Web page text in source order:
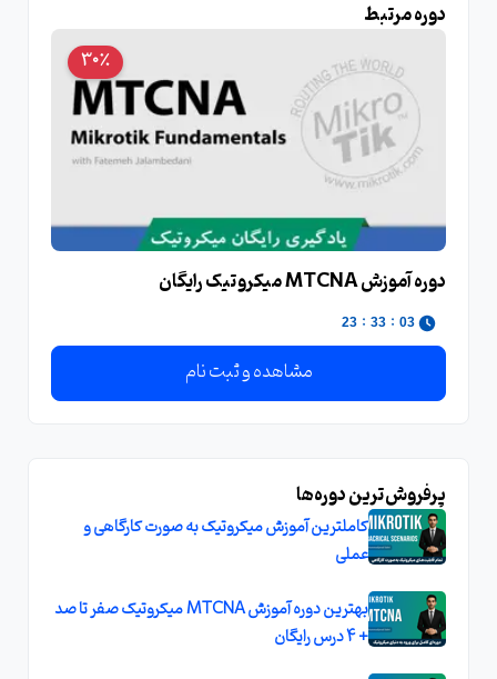
دوره مرتبط
30٪
دوره آموزش MTCNA میکروتیک رایگان
03
:
33
:
23
مشاهده و ثبت نام
پرفروش‌ترین دوره‌ها
کاملترین آموزش میکروتیک به صورت کارگاهی و
عملی
بهترین دوره آموزش MTCNA میکروتیک صفر تا صد
+ 4 درس رایگان